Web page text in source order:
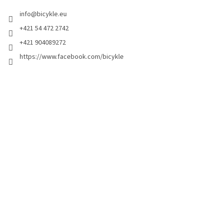
info@bicykle.eu
+421 54 472 2742
+421 904089272
https://www.facebook.com/bicykle